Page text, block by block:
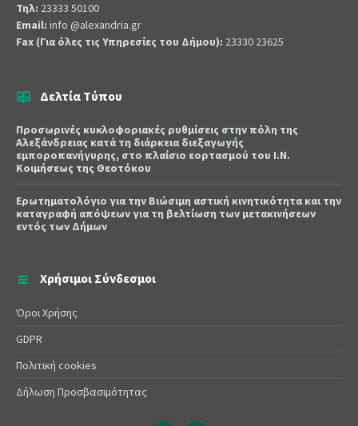
Τηλ: 23333 50100
Email: info @alexandria.gr
Fax (Για όλες τις Υπηρεσίες του Δήμου): 23330 23625
Δελτία Τύπου
Προσωρινές κυκλοφοριακές ρυθμίσεις στην πόλη της
Αλεξάνδρειας κατά τη διάρκεια διεξαγωγής
εμποροπανήγυρης, στο πλαίσιο εορτασμού του Ι.Ν.
Κοιμήσεως της Θεοτόκου
Ερωτηματολόγιο για την Βιώσιμη αστική κινητικότητα και την
καταγραφή απόψεων για τη βελτίωση των μετακινήσεων
εντός των Δήμων
Χρήσιμοι Σύνδεσμοι
Όροι Χρήσης
GDPR
Πολιτική cookies
Δήλωση Προσβασιμότητας